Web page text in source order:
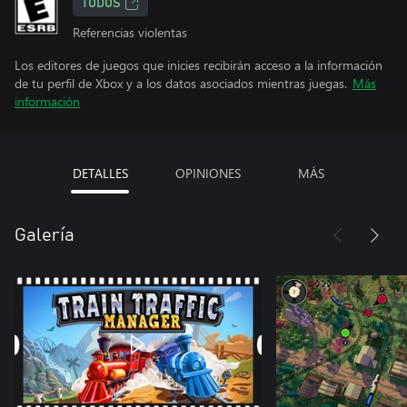
TODOS
Referencias violentas
Los editores de juegos que inicies recibirán acceso a la información
de tu perfil de Xbox y a los datos asociados mientras juegas. Más
información
DETALLES OPINIONES MÁS
Galería